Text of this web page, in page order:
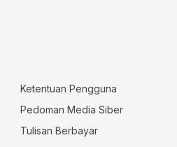
Ketentuan Pengguna
Pedoman Media Siber
Tulisan Berbayar